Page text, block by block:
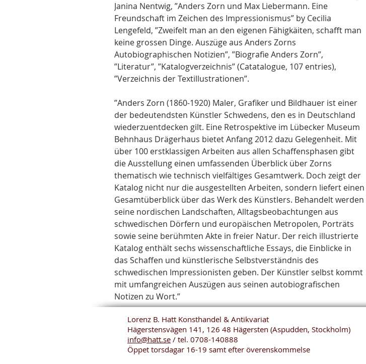
Janina Nentwig, ”Anders Zorn und Max Liebermann. Eine
Freundschaft im Zeichen des Impressionismus” by Cecilia
Lengefeld, ”Zweifelt man an den eigenen Fähigkäiten, schafft man
keine grossen Dinge. Auszüge aus Anders Zorns
Autobiographischen Notizien”, ”Biografie Anders Zorn”,
”Literatur”, ”Katalogverzeichnis” (Catatalogue, 107 entries),
”Verzeichnis der Textillustrationen”.
”Anders Zorn (1860-1920) Maler, Grafiker und Bildhauer ist einer
der bedeutendsten Künstler Schwedens, den es in Deutschland
wiederzuentdecken gilt. Eine Retrospektive im Lübecker Museum
Behnhaus Drägerhaus bietet Anfang 2012 dazu Gelegenheit. Mit
über 100 erstklassigen Arbeiten aus allen Schaffensphasen gibt
die Ausstellung einen umfassenden Überblick über Zorns
thematisch wie technisch vielfältiges Gesamtwerk. Doch zeigt der
Katalog nicht nur die ausgestellten Arbeiten, sondern liefert einen
Gesamtüberblick über das Werk des Künstlers. Behandelt werden
seine nordischen Landschaften, Alltagsbeobachtungen aus
schwedischen Dörfern und europäischen Metropolen, Porträts
sowie seine berühmten Akte in freier Natur. Der reich illustrierte
Katalog enthält sechs wissenschaftliche Essays, die Einblicke in
das Schaffen und künstlerische Selbstverständnis des
schwedischen Impressionisten geben. Der Künstler selbst kommt
mit umfangreichen Auszügen aus seinen autobiografischen
Notizen zu Wort.”
Lorenz B. Hatt Konsthandel & Antikvariat
Hägerstensvägen 141, 126 48 Hägersten (Aspudden, Stockholm)
info@hatt.se / tel. 0708-140888
Öppet torsdagar 16-19 samt efter överenskommelse